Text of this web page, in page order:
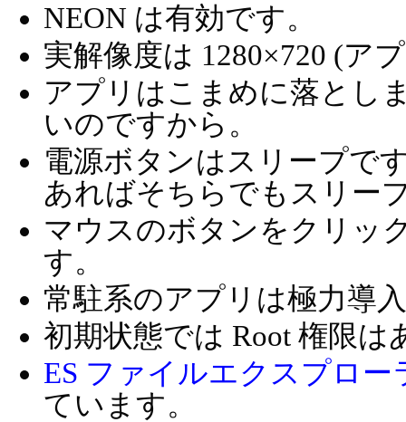
NEON は有効です。
実解像度は 1280×720 (ア
アプリはこまめに落とし
いのですから。
電源ボタンはスリープで
あればそちらでもスリー
マウスのボタンをクリッ
す。
常駐系のアプリは極力導
初期状態では Root 権限は
ES ファイルエクスプロー
ています。